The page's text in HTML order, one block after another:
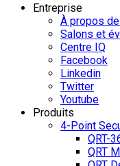
Entreprise
À propos
Salons et
Centre IQ
Facebook
Linkedin
Twitter
Youtube
Produits
4-Point
QRT-
QRT